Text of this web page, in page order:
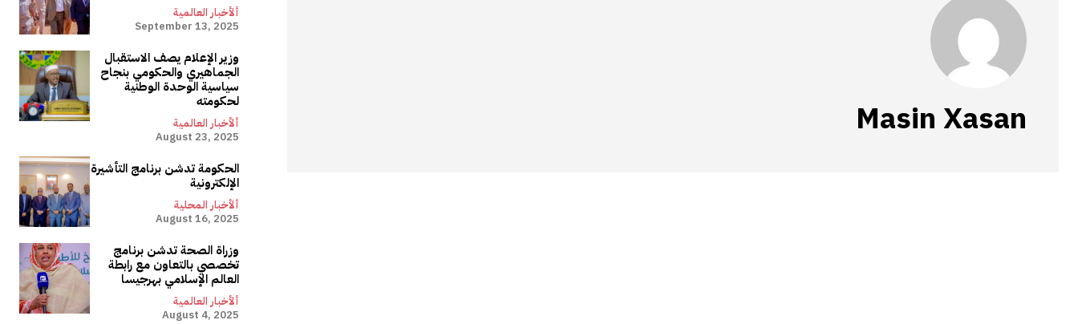
ألأخبار العالمية
September 13, 2025
وزير الإعلام يصف الاستقبال
الجماهيري والحكومي بنجاح
سياسية الوحدة الوطنية
لحكومته
ألأخبار العالمية
August 23, 2025
الحكومة تدشن برنامج التأشيرة
الإلكترونية
ألأخبار المحلية
August 16, 2025
وزراة الصحة تدشن برنامج
تخصصي بالتعاون مع رابطة
العالم الإسلامي بهرجيسا
ألأخبار العالمية
August 4, 2025
Masin Xasan